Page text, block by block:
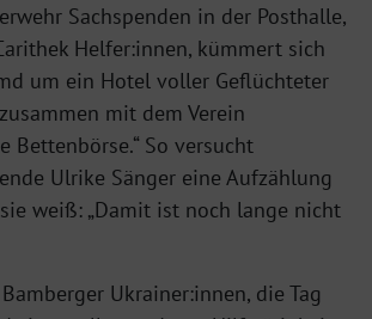
Sachspenden in der Posthalle,
Helfer:innen, kümmert sich
um ein Hotel voller Geflüchteter
mit dem Verein
Bettenbörse.“ So versucht
Ulrike Sänger eine Aufzählung
weiß: „Damit ist noch lange nicht
Ukrainer:innen, die Tag